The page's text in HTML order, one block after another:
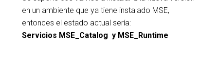
en un ambiente que ya tiene instalado MSE,
entonces el estado actual sería:
Servicios MSE_Catalog y MSE_Runtime